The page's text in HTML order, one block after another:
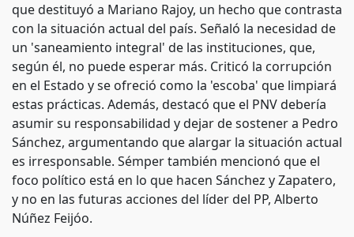
que destituyó a Mariano Rajoy, un hecho que contrasta
con la situación actual del país. Señaló la necesidad de
un 'saneamiento integral' de las instituciones, que,
según él, no puede esperar más. Criticó la corrupción
en el Estado y se ofreció como la 'escoba' que limpiará
estas prácticas. Además, destacó que el PNV debería
asumir su responsabilidad y dejar de sostener a Pedro
Sánchez, argumentando que alargar la situación actual
es irresponsable. Sémper también mencionó que el
foco político está en lo que hacen Sánchez y Zapatero,
y no en las futuras acciones del líder del PP, Alberto
Núñez Feijóo.